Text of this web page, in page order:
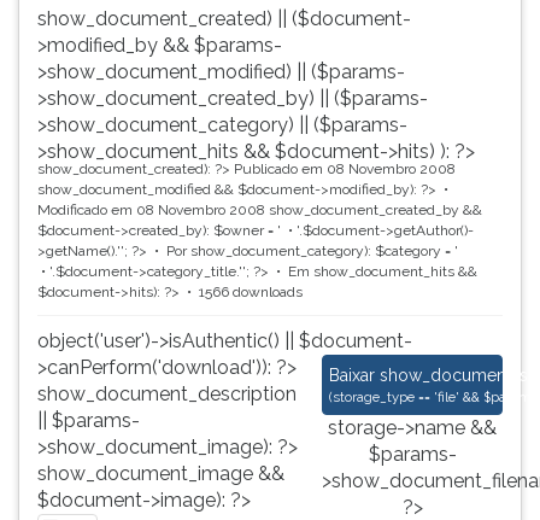
show_document_created) || ($document-
>modified_by && $params-
>show_document_modified) || ($params-
>show_document_created_by) || ($params-
>show_document_category) || ($params-
>show_document_hits && $document->hits) ): ?>
show_document_created): ?> Publicado em 08 Novembro 2008
show_document_modified && $document->modified_by): ?>
Modificado em 08 Novembro 2008 show_document_created_by &&
$document->created_by): $owner = '
'.$document->getAuthor()-
>getName().''; ?> Por show_document_category): $category = '
'.$document->category_title.''; ?> Em show_document_hits &&
$document->hits): ?>
1566 downloads
object('user')->isAuthentic() || $document-
>canPerform('download')): ?>
Baixar Artur Azevedo - A
(storage_type == 'file' &&
storage->name &&
$params-
?>
show_document_description
|| $params-
>show_document_image): ?>
show_document_image &&
$document->image): ?>